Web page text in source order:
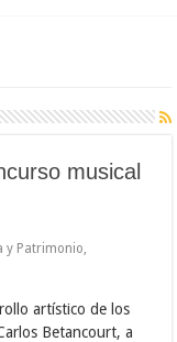
musical
y Patrimonio
artístico de los
Betancourt, a